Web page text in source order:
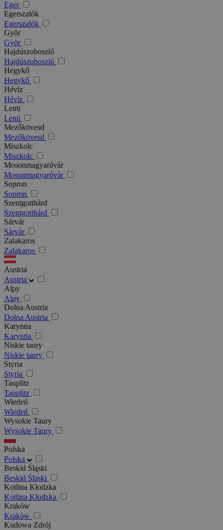
Eger
Egerszalók
Egerszalók
Györ
Györ
Hajdúszoboszló
Hajdúszoboszló
Hegykő
Hegykő
Hévíz
Hévíz
Lenti
Lenti
Mezőkövesd
Mezőkövesd
Miszkolc
Miszkolc
Mosonmagyaróvár
Mosonmagyaróvár
Sopron
Sopron
Szentgotthárd
Szentgotthárd
Sárvár
Sárvár
Zalakaros
Zalakaros
Austria
Austria
Alpy
Alpy
Dolna Austria
Dolna Austria
Karyntia
Karyntia
Niskie taury
Niskie taury
Styria
Styria
Tauplitz
Tauplitz
Wiedeń
Wiedeń
Wysokie Taury
Wysokie Taury
Polska
Polska
Beskid Śląski
Beskid Śląski
Kotlina Kłodzka
Kotlina Kłodzka
Kraków
Kraków
Kudowa Zdrój